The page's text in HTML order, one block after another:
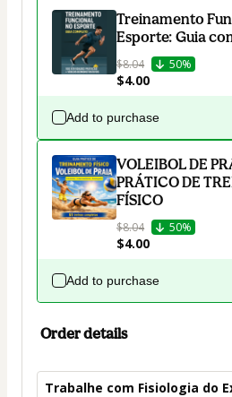
Treinamento
Esporte: Guia
$8.04 50%
$4.00
Add to purchase
VOLEIBOL DE
PRÁTICO DE
FÍSICO
$8.04 50%
$4.00
Add to purchase
Order details
Trabalhe com Fisiologia do